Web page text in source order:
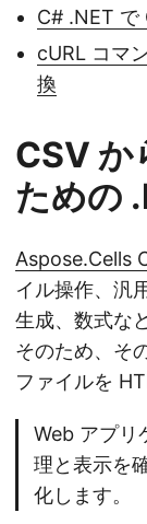
C# .NET で
cURL コマ
換
CSV か
ための
Aspose.Cells
イル操作、汎
生成、数式な
そのため、そ
ファイルを
Web アプリ
理と表示を
化します。